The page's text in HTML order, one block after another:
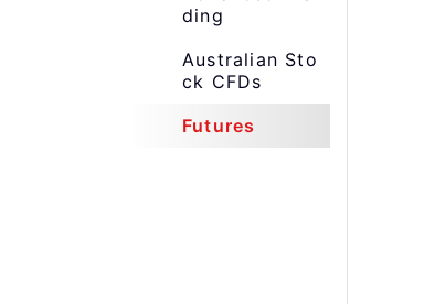
ding
Australian Sto
ck CFDs
Futures